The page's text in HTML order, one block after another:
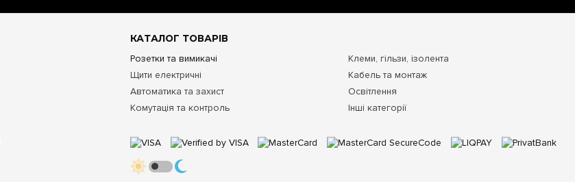
КАТАЛОГ ТОВАРІВ
Розетки та вимикачі
Щити електричні
Автоматика та захист
Комутація та контроль
Клеми, гільзи, ізолента
Кабель та монтаж
Освітлення
Інші категорії